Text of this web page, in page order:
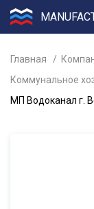
Главная
Коммунальное
МП Водоканал г.